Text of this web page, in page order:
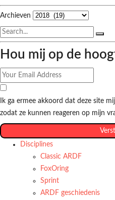
Archieven
Hou mij op de
Ik ga ermee akkoord dat deze site
zodat ze kunnen reageren op mijn
Disciplines
Classic ARDF
FoxOring
Sprint
ARDF geschiedenis